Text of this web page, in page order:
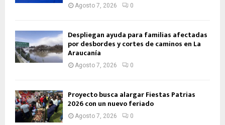
Agosto 7, 2026 0
Despliegan ayuda para familias afectadas
por desbordes y cortes de caminos en La
Araucanía
Agosto 7, 2026 0
Proyecto busca alargar Fiestas Patrias
2026 con un nuevo feriado
Agosto 7, 2026 0